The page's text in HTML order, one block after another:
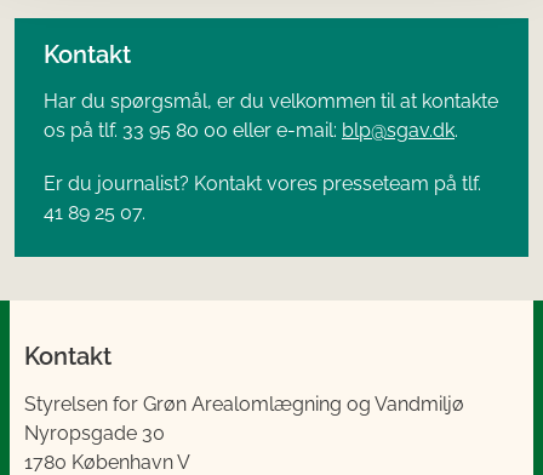
Kontakt
Har du spørgsmål, er du velkommen til at kontakte
os på tlf. 33 95 80 00 eller e-mail: blp@sgav.dk.
Er du journalist? Kontakt vores presseteam på tlf.
41 89 25 07.
Kontakt
Styrelsen for Grøn Arealomlægning og Vandmiljø
Nyropsgade 30
1780 København V